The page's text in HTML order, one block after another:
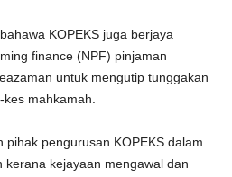
KOPEKS juga berjaya
finance (NPF) pinjaman
untuk mengutip tunggakan
mahkamah.
pihak pengurusan KOPEKS dalam
kerana kejayaan mengawal dan